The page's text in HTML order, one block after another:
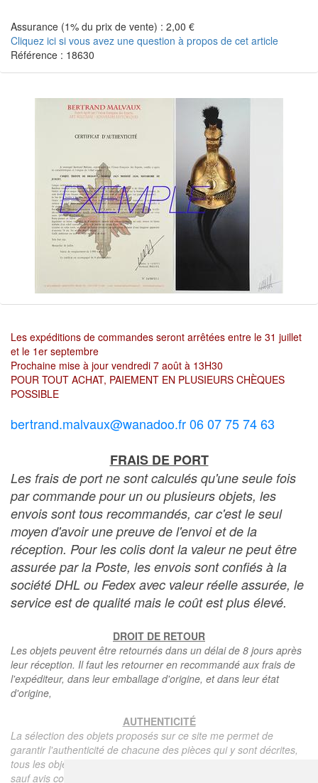
Assurance (1% du prix de vente) : 2,00 €
Cliquez ici si vous avez une question à propos de cet article
Référence : 18630
Les expéditions de commandes seront arrêtées entre le 31 juillet
et le 1er septembre
Prochaine mise à jour vendredi 7 août à 13H30
POUR TOUT ACHAT, PAIEMENT EN PLUSIEURS CHÈQUES
POSSIBLE
bertrand.malvaux@wanadoo.fr 06 07 75 74 63
FRAIS DE PORT
Les frais de port ne sont calculés qu'une seule fois
par commande pour un ou plusieurs objets, les
envois sont tous recommandés, car c'est le seul
moyen d'avoir une preuve de l'envoi et de la
réception. Pour les colis dont la valeur ne peut être
assurée par la Poste, les envois sont confiés à la
société DHL ou Fedex avec valeur réelle assurée, le
service est de qualité mais le coût est plus élevé.
DROIT DE RETOUR
Les objets peuvent être retournés dans un délai de 8 jours après
leur réception. Il faut les retourner en recommandé aux frais de
l'expéditeur, dans leur emballage d'origine, et dans leur état
d'origine,
AUTHENTICITÉ
La sélection des objets proposés sur ce site me permet de
garantir l'authenticité de chacune des pièces qui y sont décrites,
tous les objets proposés sont garantis d'époque et authentiques,
sauf avis contraire ou restriction dans la description.